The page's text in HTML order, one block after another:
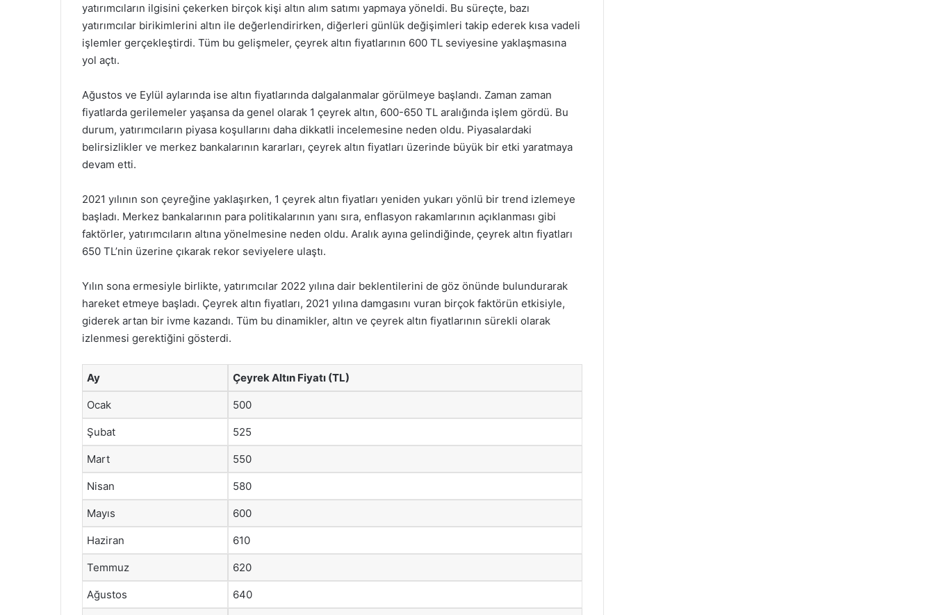
yatırımcıların ilgisini çekerken birçok kişi altın alım satımı yapmaya yöneldi. Bu süreçte, bazı
yatırımcılar birikimlerini altın ile değerlendirirken, diğerleri günlük değişimleri takip ederek kısa vadeli
işlemler gerçekleştirdi. Tüm bu gelişmeler, çeyrek altın fiyatlarının 600 TL seviyesine yaklaşmasına
yol açtı.
Ağustos ve Eylül aylarında ise altın fiyatlarında dalgalanmalar görülmeye başlandı. Zaman zaman
fiyatlarda gerilemeler yaşansa da genel olarak 1 çeyrek altın, 600-650 TL aralığında işlem gördü. Bu
durum, yatırımcıların piyasa koşullarını daha dikkatli incelemesine neden oldu. Piyasalardaki
belirsizlikler ve merkez bankalarının kararları, çeyrek altın fiyatları üzerinde büyük bir etki yaratmaya
devam etti.
2021 yılının son çeyreğine yaklaşırken, 1 çeyrek altın fiyatları yeniden yukarı yönlü bir trend izlemeye
başladı. Merkez bankalarının para politikalarının yanı sıra, enflasyon rakamlarının açıklanması gibi
faktörler, yatırımcıların altına yönelmesine neden oldu. Aralık ayına gelindiğinde, çeyrek altın fiyatları
650 TL’nin üzerine çıkarak rekor seviyelere ulaştı.
Yılın sona ermesiyle birlikte, yatırımcılar 2022 yılına dair beklentilerini de göz önünde bulundurarak
hareket etmeye başladı. Çeyrek altın fiyatları, 2021 yılına damgasını vuran birçok faktörün etkisiyle,
giderek artan bir ivme kazandı. Tüm bu dinamikler, altın ve çeyrek altın fiyatlarının sürekli olarak
izlenmesi gerektiğini gösterdi.
Ay Çeyrek Altın Fiyatı (TL)
Ocak 500
Şubat 525
Mart 550
Nisan 580
Mayıs 600
Haziran 610
Temmuz 620
Ağustos 640